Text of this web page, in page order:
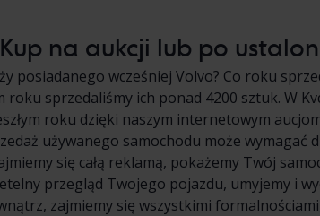
na aukcji lub po
posiadanego wcześniej Volvo? Co roku
roku sprzedaliśmy ich ponad 4200 sztuk. W
roku dzięki naszym internetowym
używanego samochodu może wymagać
się całą reklamą, pokażemy Twój
przegląd Twojego pojazdu, umyjemy i
zajmiemy się wszystkimi